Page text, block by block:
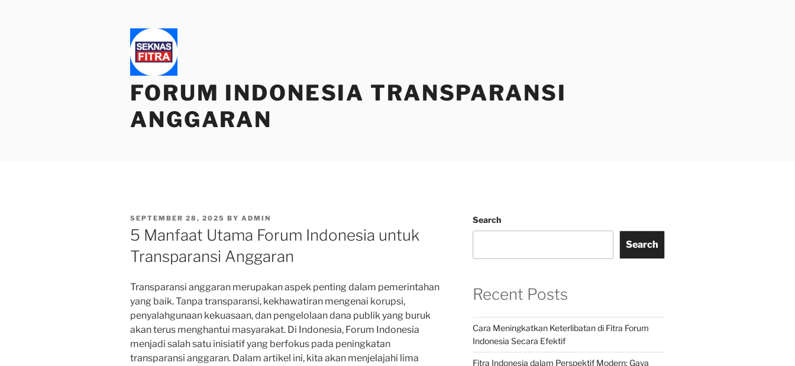
FORUM INDONESIA TRANSPARANSI
ANGGARAN
POSTED
ON
SEPTEMBER 28, 2025 BY ADMIN
5 Manfaat Utama Forum Indonesia untuk
Transparansi Anggaran
Transparansi anggaran merupakan aspek penting dalam pemerintahan
yang baik. Tanpa transparansi, kekhawatiran mengenai korupsi,
penyalahgunaan kekuasaan, dan pengelolaan dana publik yang buruk
akan terus menghantui masyarakat. Di Indonesia, Forum Indonesia
menjadi salah satu inisiatif yang berfokus pada peningkatan
transparansi anggaran. Dalam artikel ini, kita akan menjelajahi lima
Search
Search
Recent Posts
Cara Meningkatkan Keterlibatan di Fitra Forum
Indonesia Secara Efektif
Fitra Indonesia dalam Perspektif Modern: Gaya